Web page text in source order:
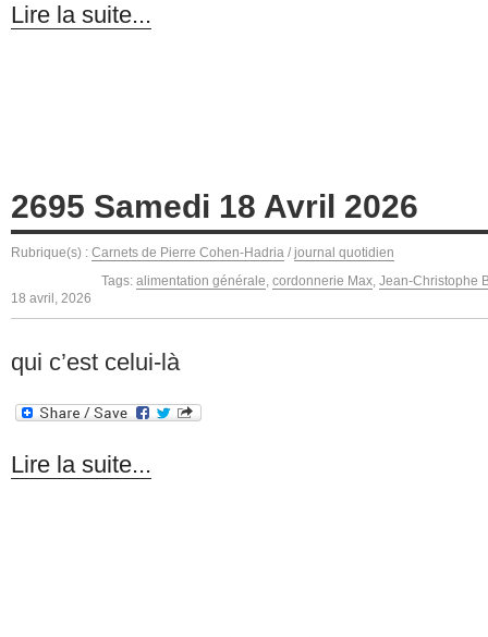
Lire la suite...
2695 Samedi 18 Avril 2026
Rubrique(s) : Carnets de Pierre Cohen-Hadria / journal quotidien
Tags: alimentation générale, cordonnerie Max, Jean-Christophe
18 avril, 2026
qui c’est celui-là
Lire la suite...